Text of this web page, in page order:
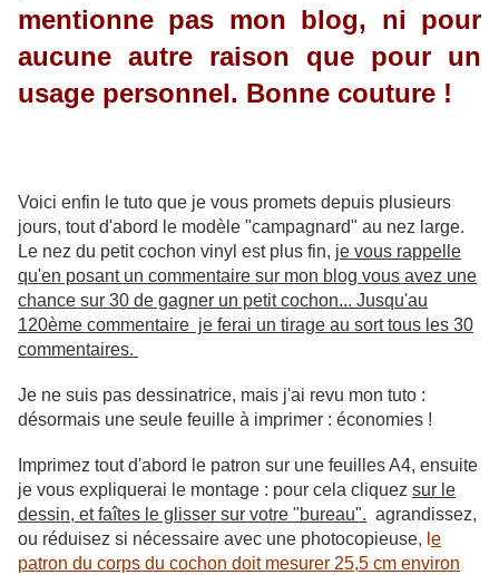
mentionne pas mon blog, ni pour
aucune autre raison que pour un
usage personnel. Bonne couture !
Voici enfin le tuto que je vous promets depuis plusieurs
jours, tout d'abord le modèle "campagnard" au nez large.
Le nez du petit cochon vinyl est plus fin, je vous rappelle
qu'en posant un commentaire sur mon blog vous avez une
chance sur 30 de gagner un petit cochon... Jusqu'au
120ème commentaire je ferai un tirage au sort tous les 30
commentaires.
Je ne suis pas dessinatrice, mais j'ai revu mon tuto :
désormais une seule feuille à imprimer : économies !
Imprimez tout d'abord le patron sur une feuilles A4, ensuite
je vous expliquerai le montage : pour cela cliquez sur le
dessin, et faîtes le glisser sur votre "bureau". agrandissez,
ou réduisez si nécessaire avec une photocopieuse, l e
patron du corps du cochon doit mesurer 25,5 cm environ